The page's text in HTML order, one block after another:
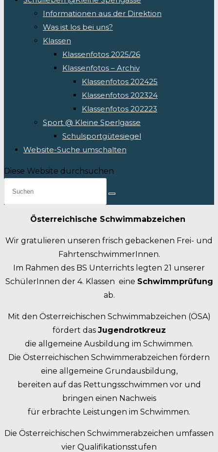
Informationen aus der Direktion
Was ist los bei uns?
Klassen
Klassenfotos 2025/26
Klassenfotos – Archiv
Klassenfotos 202425
Klassenfotos 202324
Klassenfotos 202223
Sport @ Kleine Sperlgasse
Schulsportgütesiegel
Website-Suche umschalten
Diese Website durchsuchen
Österreichische Schwimmabzeichen
Wir gratulieren unseren frisch gebackenen Frei- und
FahrtenschwimmerInnen.
Im Rahmen des BS Unterrichts legten 21 unserer
SchülerInnen der 4. Klassen eine Schwimmprüfung
ab.
Mit den Österreichischen Schwimmabzeichen (ÖSA)
fördert das Jugendrotkreuz
die allgemeine Ausbildung im Schwimmen.
Die Österreichischen Schwimmerabzeichen fördern
eine allgemeine Grundausbildung,
bereiten auf das Rettungsschwimmen vor und
bringen einen Nachweis
für erbrachte Leistungen im Schwimmen.
Die Österreichischen Schwimmerabzeichen umfassen
vier Qualifikationsstufen